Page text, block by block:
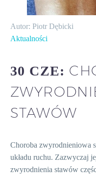
Autor: Piotr Dębicki
Aktualności
30 CZE:
STAWÓW
Choroba zwyrodnieniowa
układu ruchu. Zazwyczaj
zwyrodnienia stawów